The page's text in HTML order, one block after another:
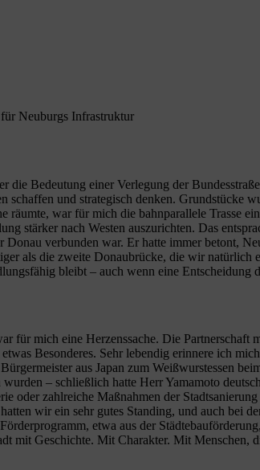
Neuburgs Infrastruktur
Bedeutung einer Verlegung der
und strategisch denken. Grundstücke
war für mich die bahnparallele Trasse
stärker nach Westen auszurichten. Das
verbunden war. Er hatte immer betont,
als die zweite Donaubrücke, die wir
bleibt – auch wenn eine Entscheidung
für mich eine Herzenssache. Die
Besonderes. Sehr lebendig erinnere ich
aus Japan zum Weißwurstessen
– schließlich hatte Herr Yamamoto
oder zahlreiche Maßnahmen der
wir ein sehr gutes Standing, und auch bei
etwa aus der
mit Geschichte. Mit Charakter. Mit Menschen,